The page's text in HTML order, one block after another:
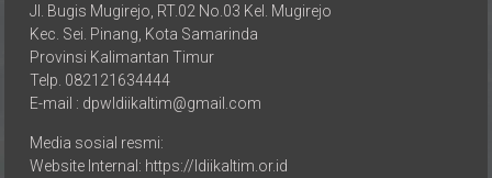
Kec. Sei. Pinang, Kota Samarinda
Provinsi Kalimantan Timur
Telp. 082121634444
E-mail : dpwldiikaltim@gmail.com
Website Internal: https://ldiikaltim.or.id
Website External: https://kaltimpro.id